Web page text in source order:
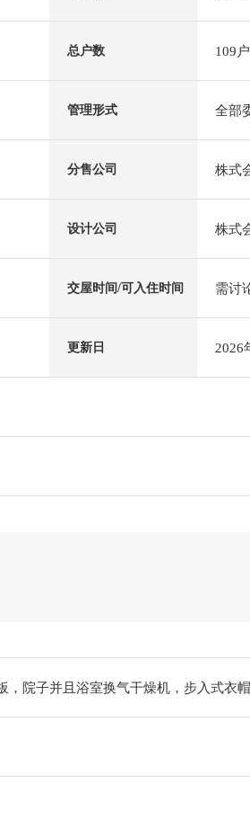
总户数 109户
管理形式 全部
分售公司 株式
设计公司 株式
交屋时间/可入住时间 需讨
更新日 2026
，院子并且浴室换气干燥机，步入式衣